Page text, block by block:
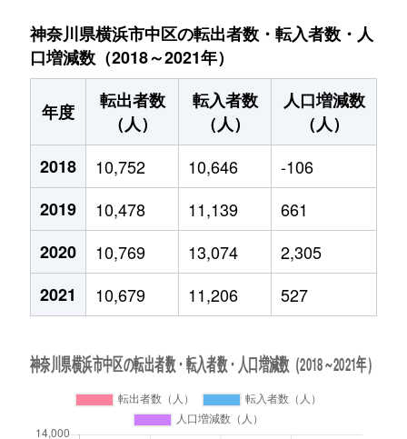
神奈川県横浜市中区の転出者数・転入者数・人
口増減数（2018～2021年）
年度
転出者数
（人）
転入者数
（人）
人口増減数
（人）
2018
10,752 10,646
-106
2019
10,478 11,139
661
2020
10,769 13,074
2,305
2021
10,679 11,206 527